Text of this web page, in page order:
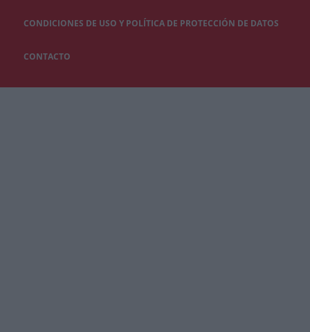
CONDICIONES DE USO Y POLÍTICA DE PROTECCIÓN DE DATOS
CONTACTO